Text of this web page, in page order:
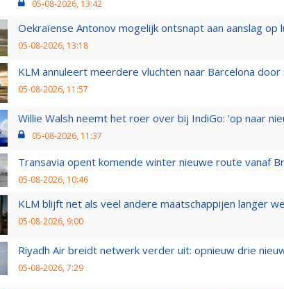
05-08-2026, 13:42
Oekraïense Antonov mogelijk ontsnapt aan aanslag op
05-08-2026, 13:18
KLM annuleert meerdere vluchten naar Barcelona door
05-08-2026, 11:57
Willie Walsh neemt het roer over bij IndiGo: 'op naar
05-08-2026, 11:37
Transavia opent komende winter nieuwe route vanaf
05-08-2026, 10:46
KLM blijft net als veel andere maatschappijen langer
05-08-2026, 9:00
Riyadh Air breidt netwerk verder uit: opnieuw drie
05-08-2026, 7:29